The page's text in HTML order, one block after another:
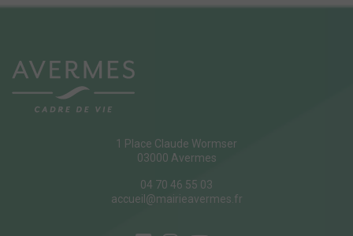
1 Place Claude Wormser
03000 Avermes
04 70 46 55 03
accueil@mairieavermes.fr